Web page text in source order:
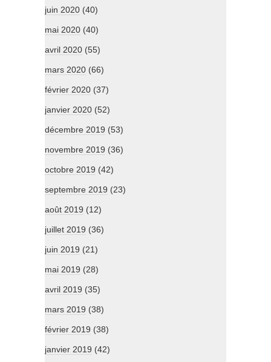
juin 2020 (40)
mai 2020 (40)
avril 2020 (55)
mars 2020 (66)
février 2020 (37)
janvier 2020 (52)
décembre 2019 (53)
novembre 2019 (36)
octobre 2019 (42)
septembre 2019 (23)
août 2019 (12)
juillet 2019 (36)
juin 2019 (21)
mai 2019 (28)
avril 2019 (35)
mars 2019 (38)
février 2019 (38)
janvier 2019 (42)